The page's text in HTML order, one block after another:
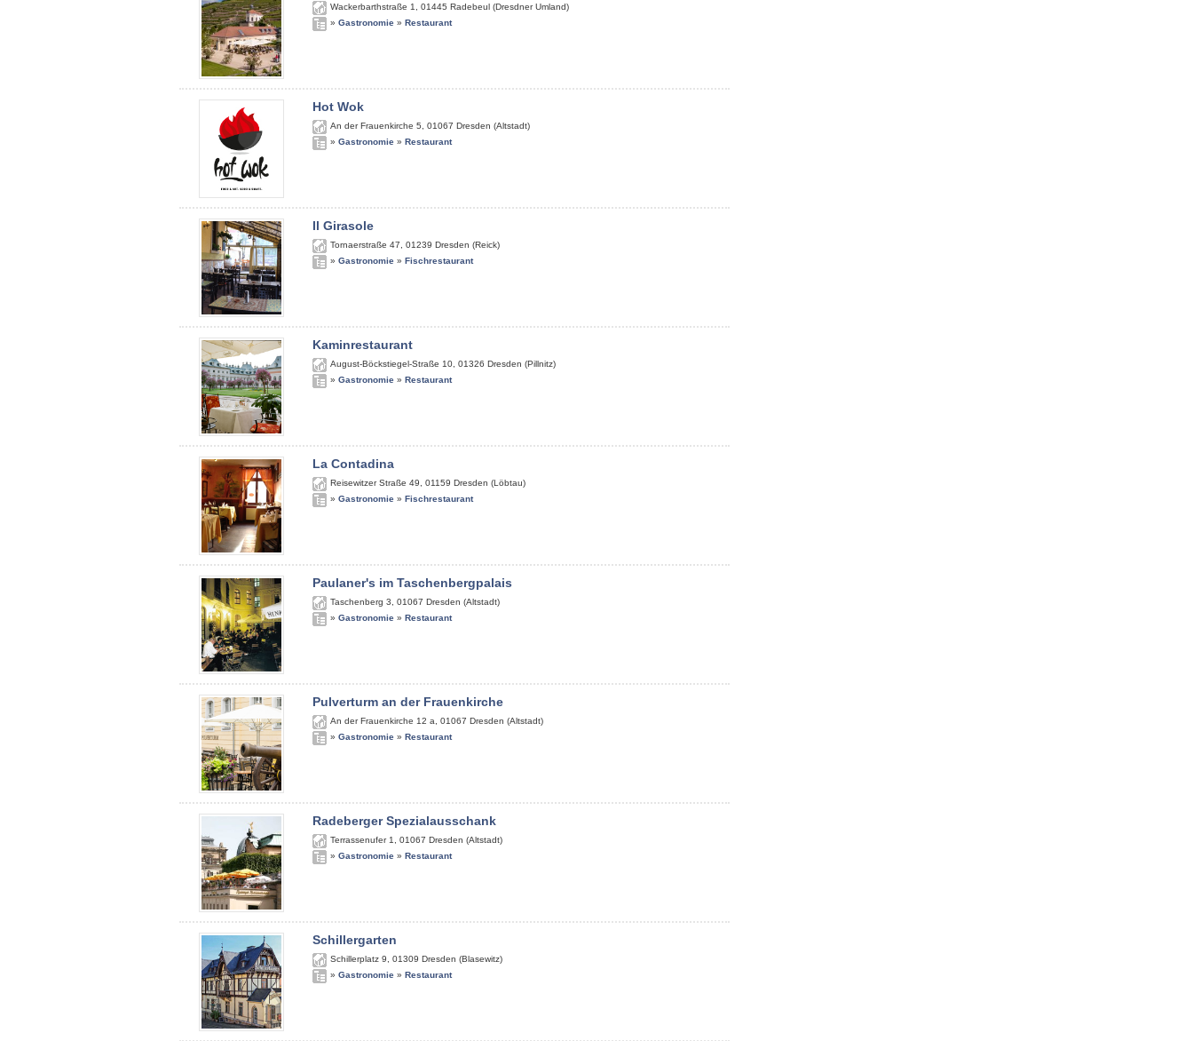
Wackerbarthstraße 1 01445 Radebeul (Dresdner Umland)
» Gastronomie » Restaurant
Hot Wok
An der Frauenkirche 5 01067 Dresden (Altstadt)
» Gastronomie » Restaurant
Il Girasole
Tornaerstraße 47 01239 Dresden (Reick)
» Gastronomie » Fischrestaurant
Kaminrestaurant
August-Böckstiegel-Straße 10 01326 Dresden (Pillnitz)
» Gastronomie » Restaurant
La Contadina
Reisewitzer Straße 49 01159 Dresden (Löbtau)
» Gastronomie » Fischrestaurant
Paulaner's im Taschenbergpalais
Taschenberg 3 01067 Dresden (Altstadt)
» Gastronomie » Restaurant
Pulverturm an der Frauenkirche
An der Frauenkirche 12 a 01067 Dresden (Altstadt)
» Gastronomie » Restaurant
Radeberger Spezialausschank
Terrassenufer 1 01067 Dresden (Altstadt)
» Gastronomie » Restaurant
Schillergarten
Schillerplatz 9 01309 Dresden (Blasewitz)
» Gastronomie » Restaurant